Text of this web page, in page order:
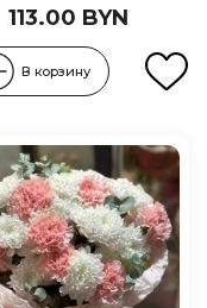
113.00 BYN
В корзину